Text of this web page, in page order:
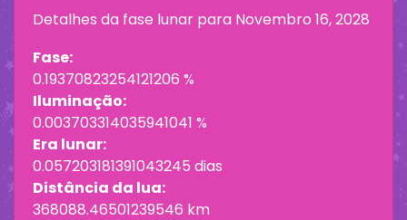
Detalhes da fase lunar para Novembro 16, 2028
Fase:
0.19370823254121206 %
Iluminação:
0.003703314035941041 %
Era lunar:
0.057203181391043245 dias
Distância da lua:
368088.46501239546 km